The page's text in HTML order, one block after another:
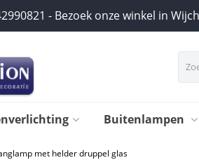
- Bezoek onze winkel in
Buitenlampen
met helder druppel glas